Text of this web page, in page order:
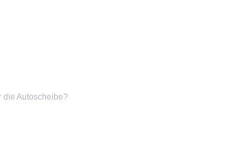
die Autoscheibe?